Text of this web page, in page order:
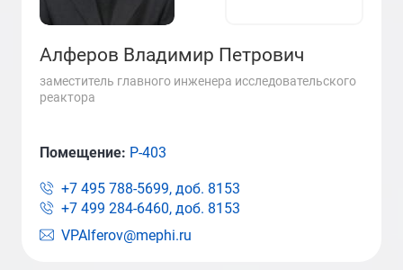
Алферов Владимир Петрович
заместитель главного инженера исследовательского
реактора
VPAlferov@mephi.ru
Помещение: Р-403
+7 495 788-5699, доб. 8153
+7 499 284-6460, доб. 8153